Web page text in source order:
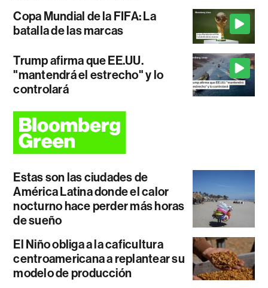
Copa Mundial de la FIFA: La
batalla de las marcas
Trump afirma que EE.UU.
"mantendrá el estrecho" y lo
controlará
Estas son las ciudades de
América Latina donde el calor
nocturno hace perder más horas
de sueño
El Niño obliga a la caficultura
centroamericana a replantear su
modelo de producción